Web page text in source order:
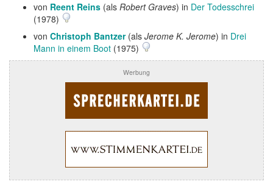
von Reent Reins (als Robert Graves) in Der Todesschrei
(1978)
von Christoph Bantzer(als Jerome K. Jerome) in Drei
Mann in einem Boot (1975)
Werbung